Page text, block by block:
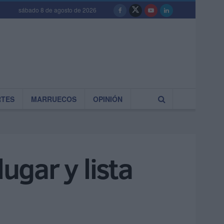
sábado 8 de agosto de 2026
MARRUECOS OPINIÓN
y lista